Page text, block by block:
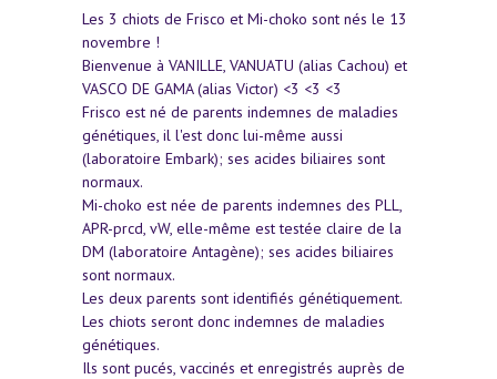
Les 3 chiots de Frisco et Mi-choko sont nés le 13
novembre !
Bienvenue à VANILLE, VANUATU (alias Cachou) et
VASCO DE GAMA (alias Victor) <3 <3 <3
Frisco est né de parents indemnes de maladies
génétiques, il l'est donc lui-même aussi
(laboratoire Embark); ses acides biliaires sont
normaux.
Mi-choko est née de parents indemnes des PLL,
APR-prcd, vW, elle-même est testée claire de la
DM (laboratoire Antagène); ses acides biliaires
sont normaux.
Les deux parents sont identifiés génétiquement.
Les chiots seront donc indemnes de maladies
génétiques.
Ils sont pucés, vaccinés et enregistrés auprès de